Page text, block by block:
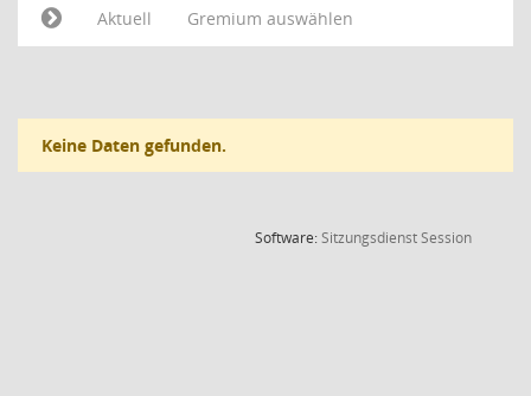
Aktuell
Gremium auswählen
Keine Daten gefunden.
Software:SitzungsdienstSession(Wird in